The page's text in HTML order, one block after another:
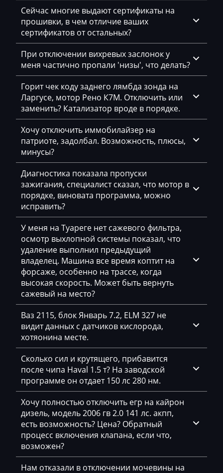
Doosan
Doppstadt
Dynapac
EcoLog
Eggersmann
Exeed
Extreme moto
Faresin
Farmtrac
FAW
Fendt
Fiat
Ford
Foton
Freightliner
Furukawa
GAC
Geely
Gehl
Genie
Genset
GMC
Great Wall
Grove
Groz
Сейчас многие выдают сертификаты на
прошивки, в чем отличие ваших
сертификатов от остальных?
При отключении вихревых заслонок у
меня частично пропали 'низы', что делать?
Горит чек коду заднего лямбда зонда на
Ларгусе, мотор Рено К7М. Отключить или
заменить? Катализатор вроде в порядке.
Хочу отключить иммобилайзер на
патриоте, задолбал. Возможность, плюсы,
минусы?
Диагностика показала пропуски
зажигания, специалист сказал, что мотор в
порядке, виновата программа, можно
исправить?
У меня на Туареге нет сажевого фильтра,
осмотр выхлопной системы показал, что
удаление выполнил предыдущий
владелец. Машина все время коптит на
форсаже, особенно на трассе, когда
высокая скорость. Может быть вернуть
сажевый на место?
Ваз 2115, блок Январь 7.2, ELM 327 не
видит данных с датчиков кислорода,
хотяонина месте.
Сколько сил и крутящего, прибавится
после чипа Haval 1.5 т? На заводской
программе он отдает 150 лс 280 нм.
Хочу полностью отключить егр на кайрон
дизель, модель 2006 гв 2.0 141 лс. акпп,
есть возможность? Цена? Обратный
процесс включения клапана, если что,
возможен?
Нам отказали в отключении мочевины на